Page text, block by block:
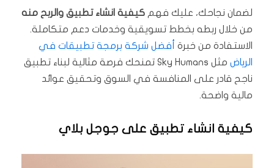
لضمان نجاحك، عليك فهم كيفية انشاء تطبيق والربح منه
من خلال ربطه بخطط تسويقية وخدمات دعم متكاملة.
الاستفادة من خبرة
أفضل شركة برمجة تطبيقات في
الرياض
مثل Sky Humans تمنحك فرصة مثالية لبناء تطبيق
ناجح قادر على المنافسة في السوق وتحقيق عوائد
مالية واضحة.
كيفية انشاء تطبيق على جوجل بلاي